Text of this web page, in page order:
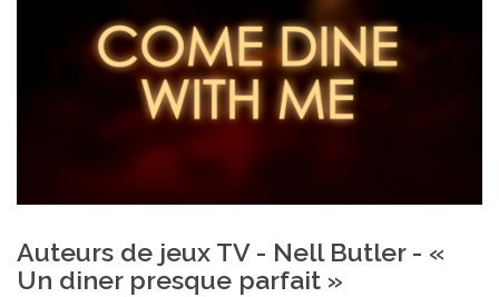
Auteurs de jeux TV - Nell Butler - «
Un diner presque parfait »